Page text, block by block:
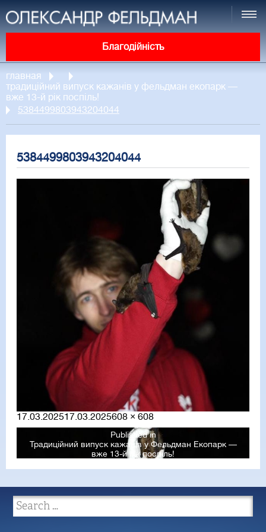
Благодійність
главная
традиційний випуск кажанів у фельдман екопарк —
вже 13-й рік поспіль!
5384499803943204044
5384499803943204044
Posted
on
17.03.202517.03.2025Full
size
608 × 608
Published in
Традиційний випуск кажанів у Фельдман Екопарк —
вже 13-й рік поспіль!